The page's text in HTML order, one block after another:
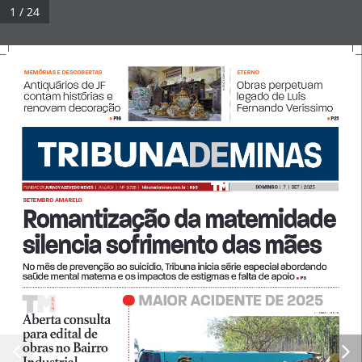
Pular
o
conteúdo
Tribuna Impressa
© 2026 Tribuna Impressa• Built withGeneratePress
• MAIOR ACIDENTE DE 2025
• P21
ETERNO
Obras perpetuam
legado de Luís
Fernando Veríssimo
• P16
MEMÓRIAS E DESCOBERTAS
Antiquários de JF
contam histórias e
renovam decoração
LEONARDO COSTA
Romantização da maternidade
silencia sofrimento das mães
No mês de prevenção ao suicídio, Tribuna inicia série especial abordando
saúde mental materna e os impactos de estigmas e falta de apoio • P3
SETEMBRO AMARELO
FUNDADOR JURACY AZEVEDO NEVES | Ano XLV   |   Nº  9.726  | tribunademinas.com.br
  |
R$ 5 DOMINGO |   7   |  SET  |  2025
LEONARDO COSTA
Aberta consulta
para edital de
obras no Bairro
para edital de
obras no Bairro
para edital de
Di
A A D •
•
1 / 24